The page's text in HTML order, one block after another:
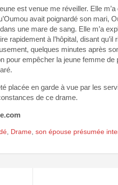
est venue me réveiller. Elle
avait poignardé son mari,
une mare de sang. Elle m’a
rapidement à l’hôpital, disant
quelques minutes après
empêcher la jeune femme de
placée en garde à vue par les
de ce drame.
, Drame, son épouse présumée